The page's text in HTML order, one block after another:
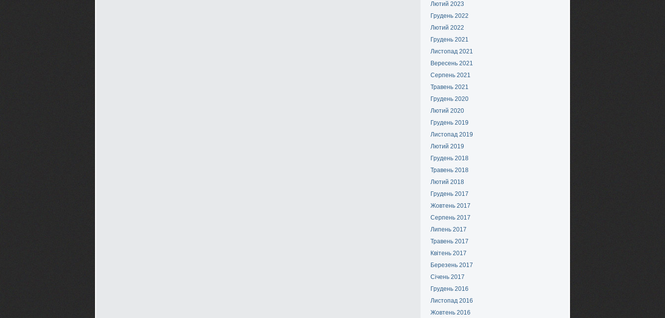
Лютий 2023
Грудень 2022
Лютий 2022
Грудень 2021
Листопад 2021
Вересень 2021
Серпень 2021
Травень 2021
Грудень 2020
Лютий 2020
Грудень 2019
Листопад 2019
Лютий 2019
Грудень 2018
Травень 2018
Лютий 2018
Грудень 2017
Жовтень 2017
Серпень 2017
Липень 2017
Травень 2017
Квітень 2017
Березень 2017
Січень 2017
Грудень 2016
Листопад 2016
Жовтень 2016